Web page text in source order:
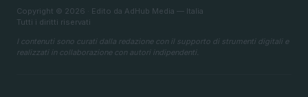
Copyright © 2026 · Edito da AdHub Media — Italia
Tutti i diritti riservati
I contenuti sono curati dalla redazione con il supporto di strumenti digitali e
realizzati in collaborazione con autori indipendenti.